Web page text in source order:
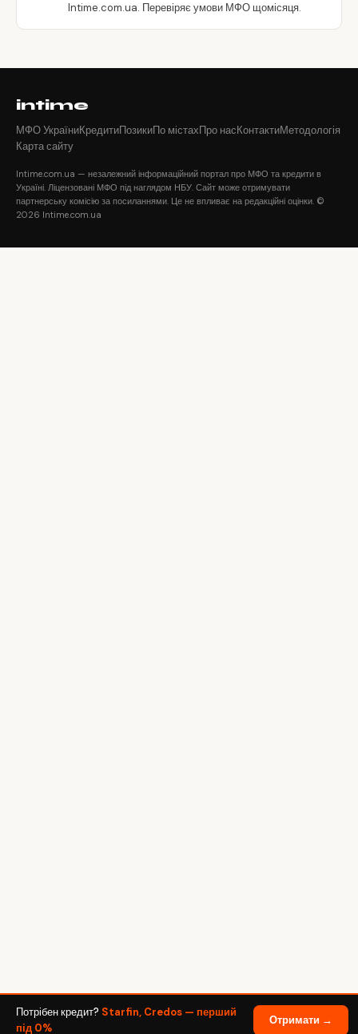
Intime.com.ua. Перевіряє умови МФО щомісяця.
intime
МФО УкраїниКредитиПозикиПо містахПро насКонтактиМетодологія
Карта сайту
Intime.com.ua — незалежний інформаційний портал про МФО та кредити в
Україні. Ліцензовані МФО під наглядом НБУ. Сайт може отримувати
партнерську комісію за посиланнями. Це не впливає на редакційні оцінки. ©
2026 Intime.com.ua
Потрібен кредит? Starfin, Credos — перший
під 0%
Отримати →